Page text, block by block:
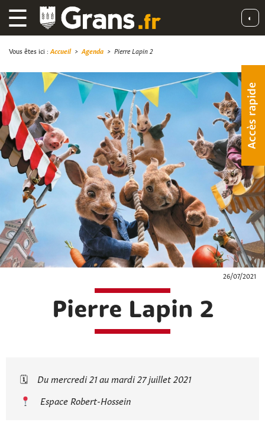
☰ ◐
Accès rapide
Vous êtes ici : Accueil> Agenda > Pierre Lapin 2
26/07/2021
Pierre Lapin 2
🗓
Du mercredi 21 au mardi 27 juillet 2021
Espace Robert-Hossein